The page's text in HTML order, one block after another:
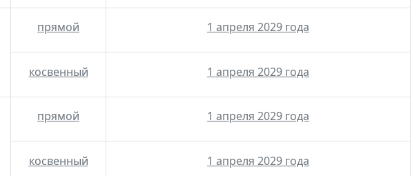
прямой 1 апреля 2029 года
косвенный 1 апреля 2029 года
прямой 1 апреля 2029 года
косвенный 1 апреля 2029 года